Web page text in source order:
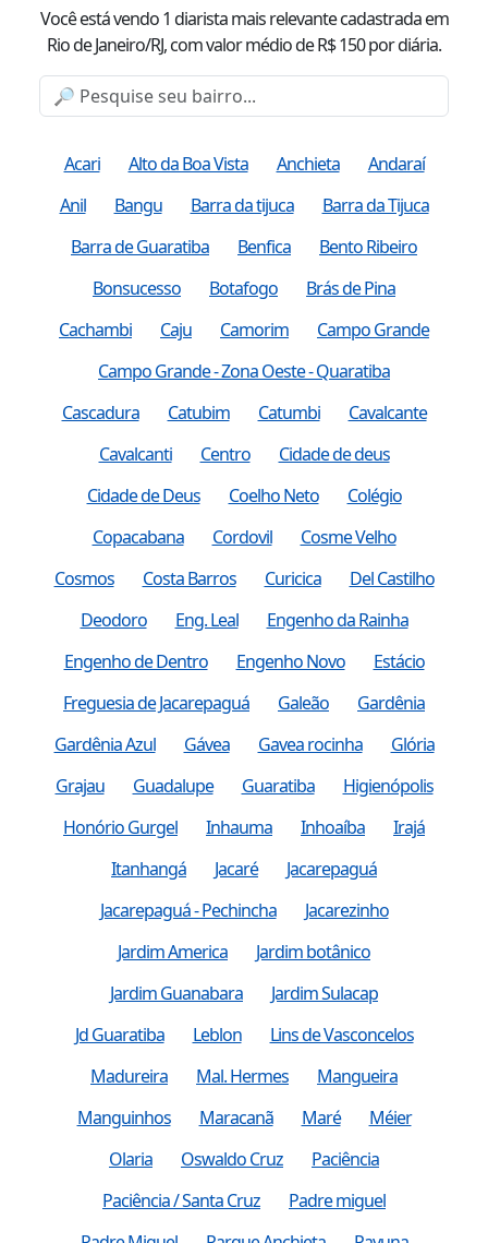
Você está vendo1 diarista mais relevante cadastrada em
Rio de Janeiro/RJ, com valormédiode R$150por diária.
Acari Alto da Boa Vista Anchieta
Andaraí
Anil
Bangu Barra da tijuca
Barra da Tijuca
Barra de Guaratiba
Benfica
Bento Ribeiro
Bonsucesso
Botafogo
Brás de Pina
Cachambi
Caju Camorim
Campo Grande
Campo Grande - Zona Oeste - Quaratiba
Cascadura
Catubim Catumbi
Cavalcante
Cavalcanti
Centro
Cidade de deus
Cidade de Deus
Coelho Neto
Colégio
Copacabana
Cordovil
Cosme Velho
Cosmos
Costa Barros Curicica
Del Castilho
Deodoro
Eng. Leal
Engenho da Rainha
Engenho de Dentro
Engenho Novo
Estácio
Freguesia de Jacarepaguá
Galeão
Gardênia
Gardênia Azul
Gávea Gavea rocinha
Glória
Grajau
Guadalupe Guaratiba
Higienópolis
Honório Gurgel
Inhauma Inhoaíba
Irajá
Itanhangá
Jacaré
Jacarepaguá
Jacarepaguá - Pechincha
Jacarezinho
Jardim America
Jardim botânico
Jardim Guanabara
Jardim Sulacap
Jd Guaratiba
Leblon
Lins de Vasconcelos
Madureira
Mal. Hermes
Mangueira
Manguinhos
Maracanã Maré
Méier
Olaria
Oswaldo Cruz
Paciência
Paciência / Santa Cruz
Padre miguel